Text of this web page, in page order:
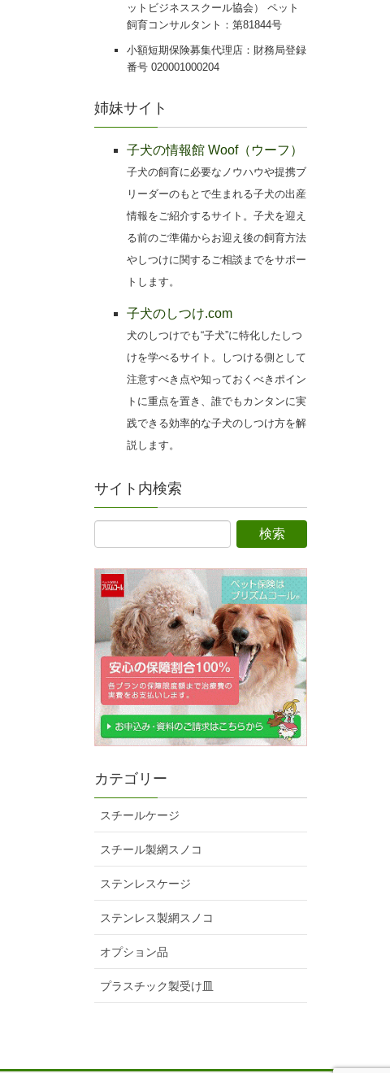
ットビジネススクール協会） ペット
飼育コンサルタント：第81844号
小額短期保険募集代理店：財務局登録
番号 020001000204
姉妹サイト
子犬の情報館 Woof（ウーフ）
子犬の飼育に必要なノウハウや提携ブ
リーダーのもとで生まれる子犬の出産
情報をご紹介するサイト。子犬を迎え
る前のご準備からお迎え後の飼育方法
やしつけに関するご相談までをサポー
トします。
子犬のしつけ.com
犬のしつけでも“子犬”に特化したしつ
けを学べるサイト。しつける側として
注意すべき点や知っておくべきポイン
トに重点を置き、誰でもカンタンに実
践できる効率的な子犬のしつけ方を解
説します。
サイト内検索
カテゴリー
スチールケージ
スチール製網スノコ
ステンレスケージ
ステンレス製網スノコ
オプション品
プラスチック製受け皿